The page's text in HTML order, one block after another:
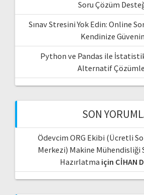
Soru Çözüm
Sınav Stresini Yok Edin: Online
Kendinize Güvenin
Python ve Pandas ile
Alternatif
SON
Ödevcim ORG Ekibi (Ücretli
Merkezi) Makine Mühendisliği
Hazırlatma için CİHAN